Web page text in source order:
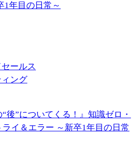
1年目の日常～
ールス
ング
“後”についてくる！』知識ゼロ・
イ＆エラー ～新卒1年目の日常